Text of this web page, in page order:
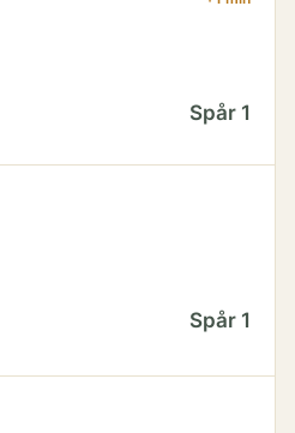
Spår 1
Spår 1